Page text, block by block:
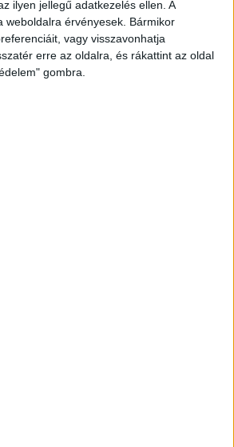
ilyen jellegű adatkezelés ellen. A
weboldalra érvényesek. Bármikor
vagy visszavonhatja
erre az oldalra, és rákattint az oldal
gombra.
klímatudatos választásra, valamint
karbonlábnyomáról.
másik kifejezés a körkörös